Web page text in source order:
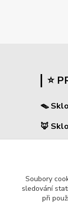
⭐
🪤
🦊
🌿
Soubory
sledování
při